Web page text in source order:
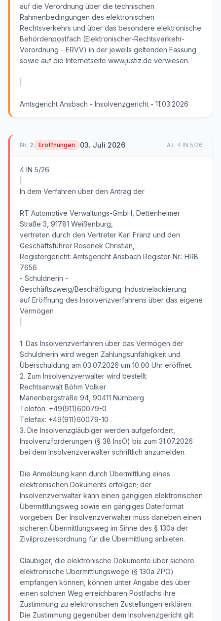
auf die Verordnung über die technischen
Rahmenbedingungen des elektronischen
Rechtsverkehrs und über das besondere elektronische
Behördenpostfach (Elektronischer-Rechtsverkehr-
Verordnung - ERVV) in der jeweils geltenden Fassung
sowie auf die Internetseite www.justiz.de verwiesen.
Amtsgericht Ansbach - Insolvenzgericht - 11.03.2026
Nr. 2 Eröffnungen 03. Juli 2026 Az. 4 IN 5/26
4 IN 5/26
In dem Verfahren über den Antrag der
RT Automotive Verwaltungs-GmbH, Dettenheimer
Straße 3, 91781 Weißenburg,
vertreten durch den Vertreter Karl Franz und den
Geschäftsführer Rosenek Christian,
Registergericht: Amtsgericht Ansbach Register-Nr.: HRB
7656
- Schuldnerin -
Geschäftszweig/Beschäftigung: Industrielackierung
auf Eröffnung des Insolvenzverfahrens über das eigene
Vermögen
1. Das Insolvenzverfahren über das Vermögen der
Schuldnerin wird wegen Zahlungsunfähigkeit und
Überschuldung am 03.07.2026 um 10.00 Uhr eröffnet.
2. Zum Insolvenzverwalter wird bestellt:
Rechtsanwalt Böhm Volker
Marienbergstraße 94, 90411 Nürnberg
Telefon: +49(911)60079-0
Telefax: +49(911)60079-10
3. Die Insolvenzgläubiger werden aufgefordert,
Insolvenzforderungen (§ 38 InsO) bis zum 31.07.2026
bei dem Insolvenzverwalter schriftlich anzumelden.
Die Anmeldung kann durch Übermittlung eines
elektronischen Dokuments erfolgen; der
Insolvenzverwalter kann einen gängigen elektronischen
Übermittlungsweg sowie ein gängiges Dateiformat
vorgeben. Der Insolvenzverwalter muss daneben einen
sicheren Übermittlungsweg im Sinne des § 130a der
Zivilprozessordnung für die Übermittlung anbieten.
Gläubiger, die elektronische Dokumente über sichere
elektronische Übermittlungswege (§ 130a ZPO)
empfangen können, können unter Angabe des über
einen solchen Weg erreichbaren Postfachs ihre
Zustimmung zu elektronischen Zustellungen erklären.
Die Zustimmung gegenüber dem Insolvenzgericht gilt